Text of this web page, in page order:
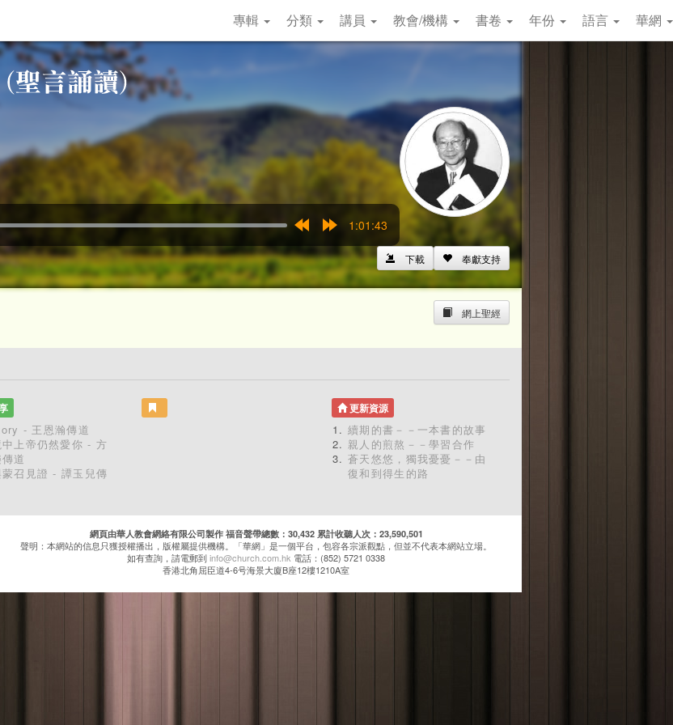
專輯 分類 講員 教會/機構 書卷 年份 語言 華網
15s
15s
1:01:43
奉獻支持
下載
網上聖經
- 王恩瀚傳道
上帝仍然愛你 - 方
道
召見證 - 譚玉兒傳
更新資源
續期的書－－一本書的故事
親人的煎熬－－學習合作
蒼天悠悠，獨我憂憂－－由
復和到得生的路
網頁由華人教會網絡有限公司製作 福音聲帶總數：30,432 累計收聽人次：23,590,501
聲明：本網站的信息只獲授權播出，版權屬提供機構。「華網」是一個平台，包容各宗派觀點，但並不代表本網站立場。
如有查詢，請電郵到info@church.com.hk 電話：(852) 5721 0338
香港北角屈臣道4-6号海景大廈B座12樓1210A室